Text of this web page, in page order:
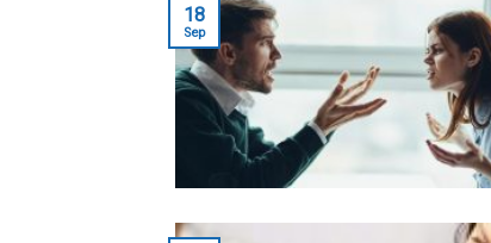
18
Sep